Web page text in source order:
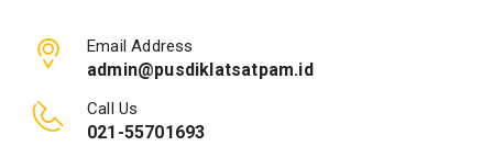
Email Address
admin@pusdiklatsatpam.id
Call Us
021-55701693